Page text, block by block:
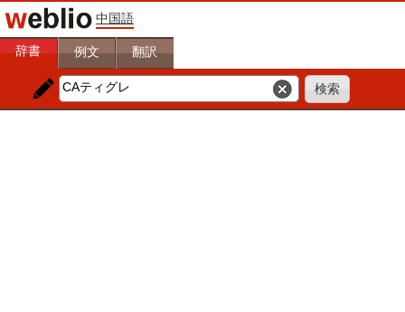
中国語
辞書 例文 翻訳